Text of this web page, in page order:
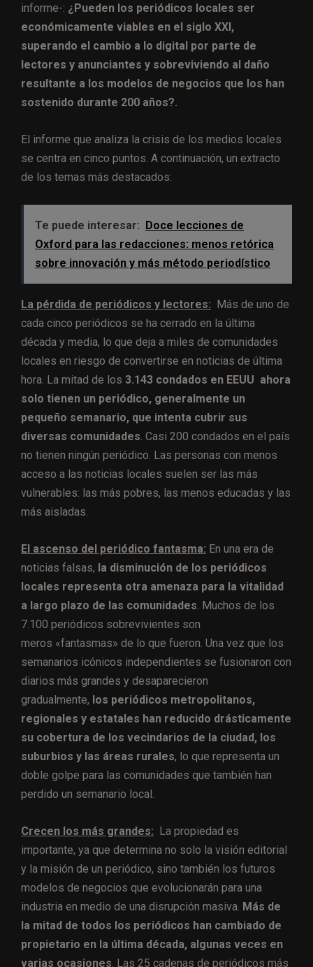
informe-: ¿Pueden los periódicos locales ser
económicamente viables en el siglo XXI,
superando el cambio a lo digital por parte de
lectores y anunciantes y sobreviviendo al daño
resultante a los modelos de negocios que los han
sostenido durante 200 años?.
El informe que analiza la crisis de los medios locales
se centra en cinco puntos. A continuación, un extracto
de los temas más destacados:
Te puede interesar: Doce lecciones de
Oxford para las redacciones: menos retórica
sobre innovación y más método periodístico
La pérdida de periódicos y lectores: Más de uno de
cada cinco periódicos se ha cerrado en la última
década y media, lo que deja a miles de comunidades
locales en riesgo de convertirse en noticias de última
hora. La mitad de los 3.143 condados en EEUU ahora
solo tienen un periódico, generalmente un
pequeño semanario, que intenta cubrir sus
diversas comunidades . Casi 200 condados en el país
no tienen ningún periódico. Las personas con menos
acceso a las noticias locales suelen ser las más
vulnerables: las más pobres, las menos educadas y las
más aisladas.
El ascenso del periódico fantasma: En una era de
noticias falsas, la disminución de los periódicos
locales representa otra amenaza para la vitalidad
a largo plazo de las comunidades . Muchos de los
7.100 periódicos sobrevivientes son
meros «fantasmas» de lo que fueron. Una vez que los
semanarios icónicos independientes se fusionaron con
diarios más grandes y desaparecieron
gradualmente, los periódicos metropolitanos,
regionales y estatales han reducido drásticamente
su cobertura de los vecindarios de la ciudad, los
suburbios y las áreas rurales, lo que representa un
doble golpe para las comunidades que también han
perdido un semanario local.
Crecen los más grandes: La propiedad es
importante, ya que determina no solo la visión editorial
y la misión de un periódico, sino también los futuros
modelos de negocios que evolucionarán para una
industria en medio de una disrupción masiva. Más de
la mitad de todos los periódicos han cambiado de
propietario en la última década, algunas veces en
varias ocasiones . Las 25 cadenas de periódicos más